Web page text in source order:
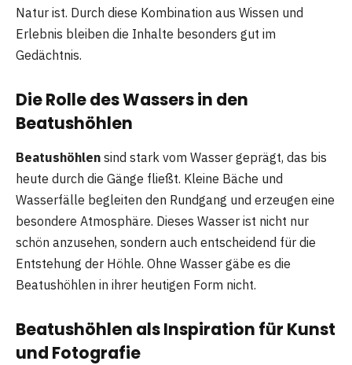
Natur ist. Durch diese Kombination aus Wissen und
Erlebnis bleiben die Inhalte besonders gut im
Gedächtnis.
Die Rolle des Wassers in den
Beatushöhlen
Beatushöhlen sind stark vom Wasser geprägt, das bis
heute durch die Gänge fließt. Kleine Bäche und
Wasserfälle begleiten den Rundgang und erzeugen eine
besondere Atmosphäre. Dieses Wasser ist nicht nur
schön anzusehen, sondern auch entscheidend für die
Entstehung der Höhle. Ohne Wasser gäbe es die
Beatushöhlen in ihrer heutigen Form nicht.
Beatushöhlen als Inspiration für Kunst
und Fotografie